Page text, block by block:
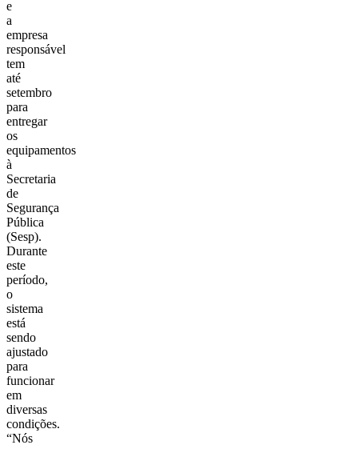
e
a
empresa
responsável
tem
até
setembro
para
entregar
os
equipamentos
à
Secretaria
de
Segurança
Pública
(Sesp).
Durante
este
período,
o
sistema
está
sendo
ajustado
para
funcionar
em
diversas
condições.
“Nós